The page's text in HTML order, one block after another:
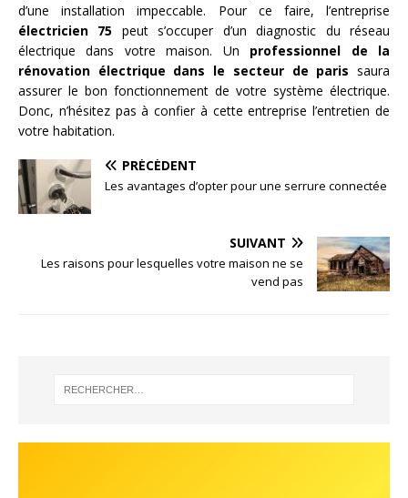
d’une installation impeccable. Pour ce faire, l’entreprise
électricien 75 peut s’occuper d’un diagnostic du réseau
électrique dans votre maison. Un professionnel de la
rénovation électrique dans le secteur de paris saura
assurer le bon fonctionnement de votre système électrique.
Donc, n’hésitez pas à confier à cette entreprise l’entretien de
votre habitation.
PRÉCÉDENT
Les avantages d’opter pour une serrure connectée
SUIVANT
Les raisons pour lesquelles votre maison ne se
vend pas